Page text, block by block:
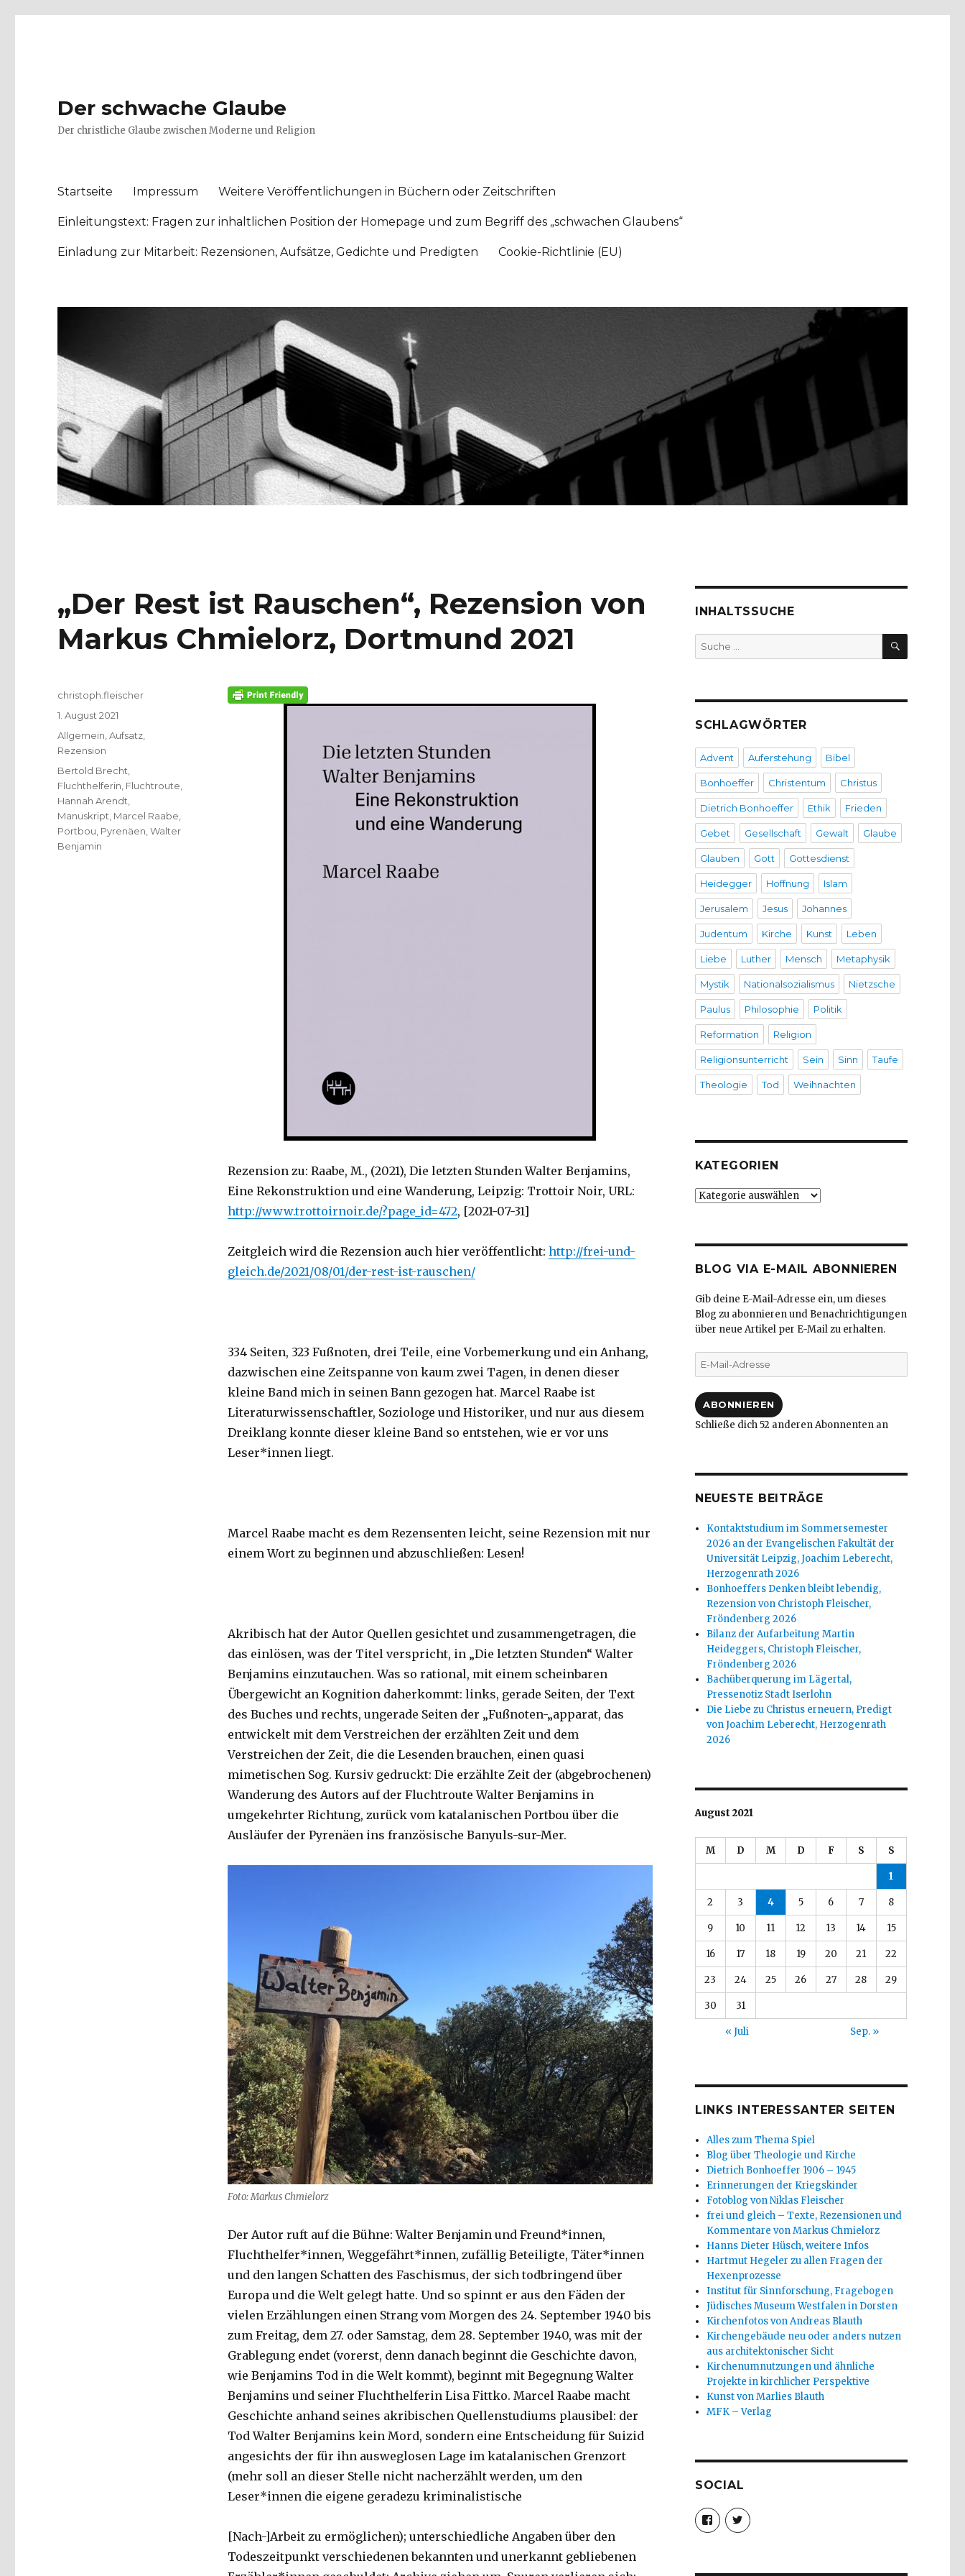
Der schwache Glaube
Der christliche Glaube zwischen Moderne und Religion
Startseite Impressum Weitere Veröffentlichungen in Büchern oder Zeitschriften
Einleitungstext: Fragen zur inhaltlichen Position der Homepage und zum Begriff des „schwachen Glaubens“
Einladung zur Mitarbeit: Rezensionen, Aufsätze, Gedichte und Predigten Cookie-Richtlinie (EU)
„Der Rest ist Rauschen“, Rezension von
Markus Chmielorz, Dortmund 2021
Rezension zu: Raabe, M., (2021), Die letzten Stunden Walter Benjamins,
Eine Rekonstruktion und eine Wanderung, Leipzig: Trottoir Noir, URL:
http://www.trottoirnoir.de/?page_id=472, [2021-07-31]
Zeitgleich wird die Rezension auch hier veröffentlicht: http://frei-und-
gleich.de/2021/08/01/der-rest-ist-rauschen/
334 Seiten, 323 Fußnoten, drei Teile, eine Vorbemerkung und ein Anhang,
dazwischen eine Zeitspanne von kaum zwei Tagen, in denen dieser
kleine Band mich in seinen Bann gezogen hat. Marcel Raabe ist
Literaturwissenschaftler, Soziologe und Historiker, und nur aus diesem
Dreiklang konnte dieser kleine Band so entstehen, wie er vor uns
Leser*innen liegt.
Marcel Raabe macht es dem Rezensenten leicht, seine Rezension mit nur
einem Wort zu beginnen und abzuschließen: Lesen!
Akribisch hat der Autor Quellen gesichtet und zusammengetragen, die
das einlösen, was der Titel verspricht, in „Die letzten Stunden“ Walter
Benjamins einzutauchen. Was so rational, mit einem scheinbaren
Übergewicht an Kognition daherkommt: links, gerade Seiten, der Text
des Buches und rechts, ungerade Seiten der „Fußnoten-„apparat, das
entwickelt mit dem Verstreichen der erzählten Zeit und dem
Verstreichen der Zeit, die die Lesenden brauchen, einen quasi
mimetischen Sog. Kursiv gedruckt: Die erzählte Zeit der (abgebrochenen)
Wanderung des Autors auf der Fluchtroute Walter Benjamins in
umgekehrter Richtung, zurück vom katalanischen Portbou über die
Ausläufer der Pyrenäen ins französische Banyuls-sur-Mer.
Foto: Markus Chmielorz
Der Autor ruft auf die Bühne: Walter Benjamin und Freund*innen,
Fluchthelfer*innen, Weggefährt*innen, zufällig Beteiligte, Täter*innen
und den langen Schatten des Faschismus, der sich todbringend über
Europa und die Welt gelegt hatte. Und so spinnt er aus den Fäden der
vielen Erzählungen einen Strang vom Morgen des 24. September 1940 bis
zum Freitag, dem 27. oder Samstag, dem 28. September 1940, was mit der
Grablegung endet (vorerst, denn danach beginnt die Geschichte davon,
wie Benjamins Tod in die Welt kommt), beginnt mit Begegnung Walter
Benjamins und seiner Fluchthelferin Lisa Fittko. Marcel Raabe macht
Geschichte anhand seines akribischen Quellenstudiums plausibel: der
Tod Walter Benjamins kein Mord, sondern eine Entscheidung für Suizid
angesichts der für ihn ausweglosen Lage im katalanischen Grenzort
(mehr soll an dieser Stelle nicht nacherzählt werden, um den
Leser*innen die eigene geradezu kriminalistische
[Nach-]Arbeit zu ermöglichen); unterschiedliche Angaben über den
Todeszeitpunkt verschiedenen bekannten und unerkannt gebliebenen
Autor
christoph.fleischer
Veröffentlicht
am
1. August 2021
Kategorien
Allgemein ,Aufsatz
Rezension
Schlagwörter
Bertold Brecht
Fluchthelferin Fluchtroute
Hannah Arendt
Manuskript Marcel Raabe
Portbou Pyrenäen ,Walter
Benjamin
INHALTSSUCHE
Suche
nach:
SUCHEN
SCHLAGWÖRTER
Advent Auferstehung Bibel
Bonhoeffer Christentum Christus
Dietrich Bonhoeffer Ethik Frieden
Gebet Gesellschaft Gewalt Glaube
Glauben Gott Gottesdienst
Heidegger Hoffnung Islam
Jerusalem Jesus Johannes
Judentum Kirche Kunst Leben
Liebe Luther Mensch Metaphysik
Mystik Nationalsozialismus Nietzsche
Paulus Philosophie Politik
Reformation Religion
Religionsunterricht Sein Sinn Taufe
Theologie Tod Weihnachten
KATEGORIEN
Kategorien
BLOG VIA E-MAIL ABONNIEREN
Gib deine E-Mail-Adresse ein, um dieses
Blog zu abonnieren und Benachrichtigungen
über neue Artikel per E-Mail zu erhalten.
E-
Mail-
ABONNIEREN
Schließe dich 52 anderen Abonnenten an
NEUESTE BEITRÄGE
Kontaktstudium im Sommersemester
2026 an der Evangelischen Fakultät der
Universität Leipzig, Joachim Leberecht,
Herzogenrath 2026
Bonhoeffers Denken bleibt lebendig,
Rezension von Christoph Fleischer,
Fröndenberg 2026
Bilanz der Aufarbeitung Martin
Heideggers, Christoph Fleischer,
Fröndenberg 2026
Bachüberquerung im Lägertal,
Pressenotiz Stadt Iserlohn
Die Liebe zu Christus erneuern, Predigt
von Joachim Leberecht, Herzogenrath
2026
August 2021
M D M D F S S
1
2 3 4 5 6 7 8
9 10 11 12 13 14 15
16 17 18 19 20 21 22
23 24 25 26 27 28 29
30 31
« Juli Sep. »
LINKS INTERESSANTER SEITEN
Alles zum Thema Spiel
Blog über Theologie und Kirche
Dietrich Bonhoeffer 1906 – 1945
Erinnerungen der Kriegskinder
Fotoblog von Niklas Fleischer
frei und gleich – Texte, Rezensionen und
Kommentare von Markus Chmielorz
Hanns Dieter Hüsch, weitere Infos
Hartmut Hegeler zu allen Fragen der
Hexenprozesse
Institut für Sinnforschung, Fragebogen
Jüdisches Museum Westfalen in Dorsten
Kirchenfotos von Andreas Blauth
Kirchengebäude neu oder anders nutzen
aus architektonischer Sicht
Kirchenumnutzungen und ähnliche
Projekte in kirchlicher Perspektive
Kunst von Marlies Blauth
MFK – Verlag
SOCIAL
Profil
von
christoph.fleischer1
anzeigen
Profil
von
anzeigen